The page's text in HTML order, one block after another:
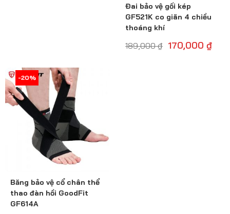
Đai bảo vệ gối kép
GF521K co giãn 4 chiều
thoáng khí
189,000₫ 170,000 ₫
-21%
Băng bảo vệ cổ chân thể
thao đàn hồi GoodFit
GF614A
-20%